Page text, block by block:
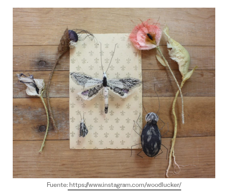
Fuente: https://www.instagram.com/woodlucker/